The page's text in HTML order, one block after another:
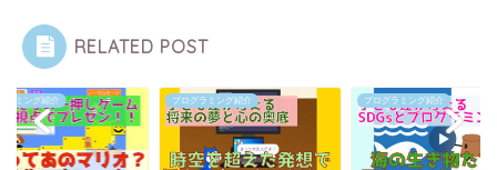
RELATED POST
ラミング紹介 プログラミング紹介 プログラミング紹介